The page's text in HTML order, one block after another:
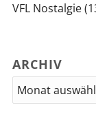
VFL Nostalgie
ARCHIV